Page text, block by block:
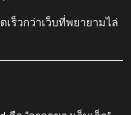
ร็วกว่าเว็บที่พยายามไล่